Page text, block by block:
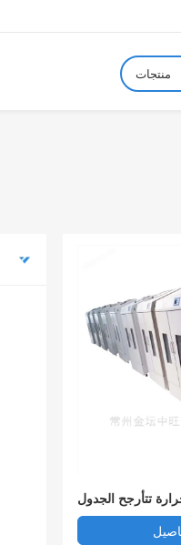
منتجات
تتأرجح الجدول